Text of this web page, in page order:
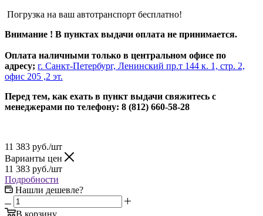
Погрузка на ваш автотранспорт бесплатно!
Внимание ! В пунктах выдачи оплата не принимается.
Оплата наличными только в центральном офисе по
адресу; г. Санкт-Петербург, Ленинский пр.т 144 к. 1, стр. 2,
офис 205 ,2 эт.
Перед тем, как ехать в пункт выдачи свяжитесь с
менеджерами по телефону: 8 (812) 660-58-28
11 383 руб./шт
Варианты цен
11 383 руб./шт
Подробности
Нашли дешевле?
В корзину